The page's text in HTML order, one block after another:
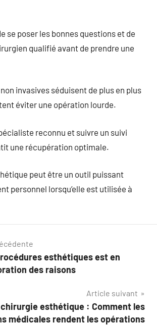
se poser les bonnes questions et de
qualifié avant de prendre une
invasives séduisent de plus en plus
éviter une opération lourde.
reconnu et suivre un suivi
une récupération optimale.
peut être un outil puissant
personnel lorsqu’elle est utilisée à
esthétiques est en
des raisons
Article suivant
chirurgie esthétique : Comment les
médicales rendent les opérations